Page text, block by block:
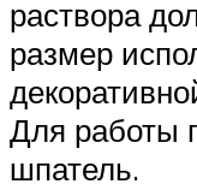
раствора
размер
Для работы
шпатель.